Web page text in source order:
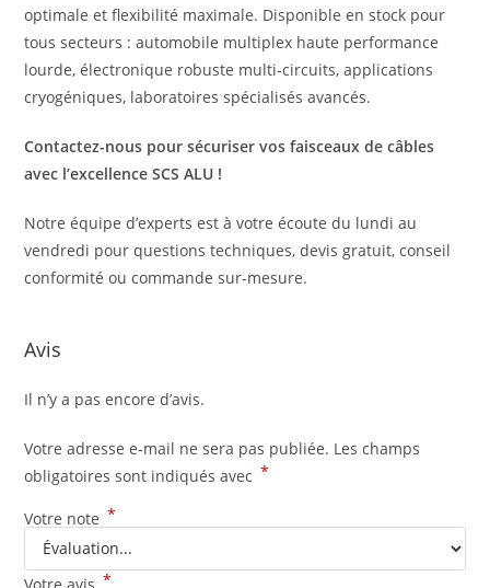
optimale et flexibilité maximale. Disponible en stock pour
tous secteurs : automobile multiplex haute performance
lourde, électronique robuste multi-circuits, applications
cryogéniques, laboratoires spécialisés avancés.
Contactez-nous pour sécuriser vos faisceaux de câbles
avec l’excellence SCS ALU !
Notre équipe d’experts est à votre écoute du lundi au
vendredi pour questions techniques, devis gratuit, conseil
conformité ou commande sur-mesure.
Avis
Il n’y a pas encore d’avis.
Votre adresse e-mail ne sera pas publiée. Les champs
obligatoires sont indiqués avec *
Votre note *
*